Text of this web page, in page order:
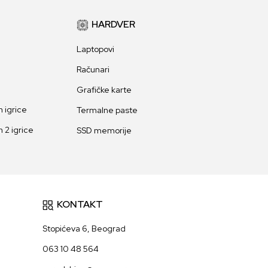
igrice
2 igrice
HARDVER
Laptopovi
Računari
Grafičke karte
Termalne paste
SSD memorije
KONTAKT
Stopićeva 6, Beograd
063 10 48 564